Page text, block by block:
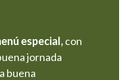
especial,con
jornada
buena